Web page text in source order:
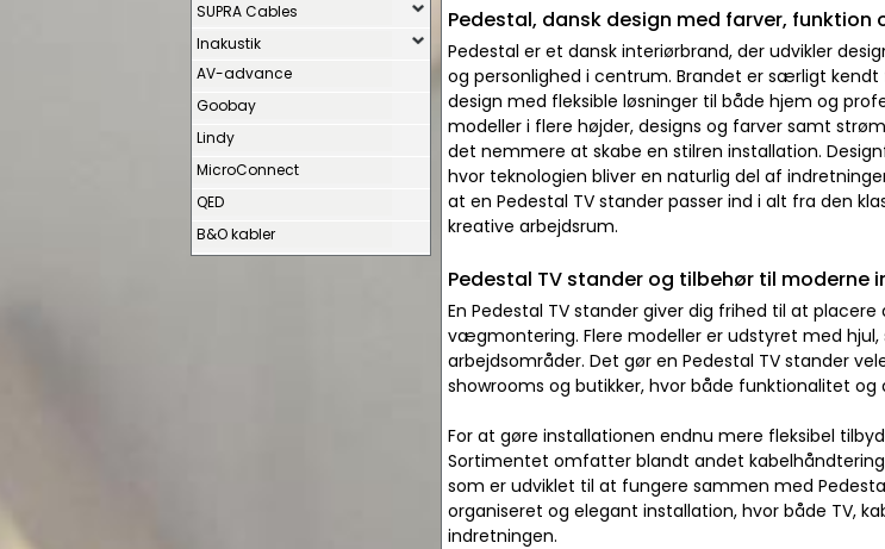
SUPRA Cables
Inakustik
AV-advance
Goobay
Lindy
MicroConnect
QED
B&O kabler
Pedestal, dansk design med farver, funktion
Pedestal er et dansk interiørbrand, der udvikler
og personlighed i centrum. Brandet er særligt kendt
design med fleksible løsninger til både hjem og
modeller i flere højder, designs og farver samt
det nemmere at skabe en stilren installation.
hvor teknologien bliver en naturlig del af
at en Pedestal TV stander passer ind i alt fra den
kreative arbejdsrum.
Pedestal TV stander og tilbehør til moderne
En Pedestal TV stander giver dig frihed til at
vægmontering. Flere modeller er udstyret med
arbejdsområder. Det gør en Pedestal TV stander
showrooms og butikker, hvor både funktionalitet
For at gøre installationen endnu mere fleksibel
Sortimentet omfatter blandt andet
som er udviklet til at fungere sammen med
organiseret og elegant installation, hvor både TV,
indretningen.